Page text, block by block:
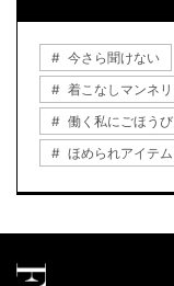
今さら聞けない
着こなしマンネリ
働く私にごほうび
ほめられアイテム